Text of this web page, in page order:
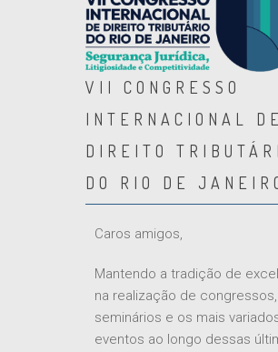
VII CONGRESSO
INTERNACIONAL DE
DIREITO
DO RIO DE
Caros amigos,
Mantendo a tradição de
na realização de congressos,
seminários e os mais
eventos ao longo dessas